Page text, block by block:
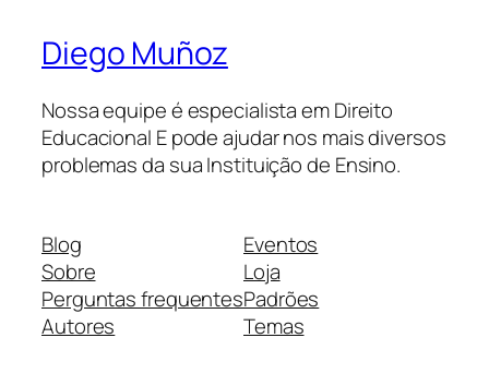
Diego Muñoz
Nossa equipe é especialista em Direito
Educacional E pode ajudar nos mais diversos
problemas da sua Instituição de Ensino.
Blog
Sobre
Perguntas frequentes
Autores
Eventos
Loja
Padrões
Temas